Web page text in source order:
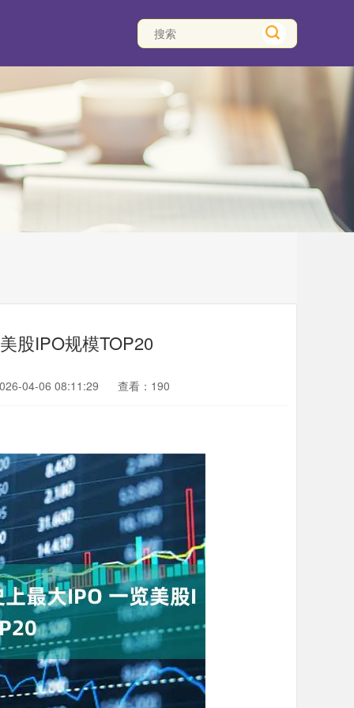
股IPO规模TOP20
04-06 08:11:29 查看：190